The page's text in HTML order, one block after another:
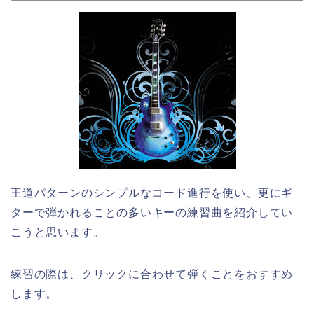
王道パターンのシンプルなコード進行を使い、更にギ
ターで弾かれることの多いキーの練習曲を紹介してい
こうと思います。
練習の際は、クリックに合わせて弾くことをおすすめ
します。